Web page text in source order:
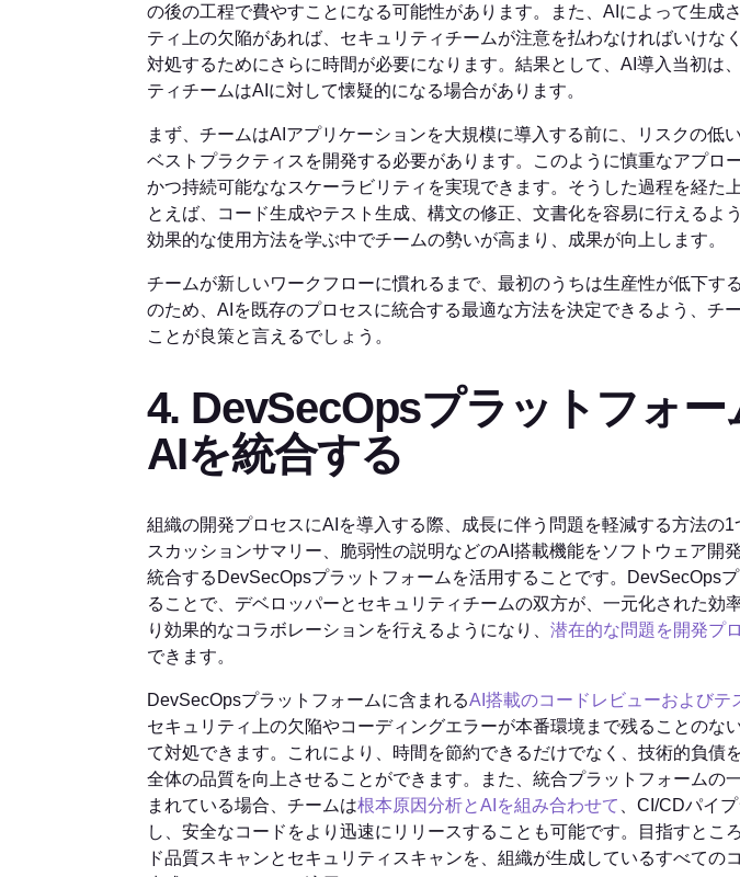
の後の工程で費やすことになる可能性があります。また、AIによって生成
ティ上の欠陥があれば、セキュリティチームが注意を払わなければいけな
対処するためにさらに時間が必要になります。結果として、AI導入当初は
ティチームはAIに対して懐疑的になる場合があります。
まず、チームはAIアプリケーションを大規模に導入する前に、リスクの低
ベストプラクティスを開発する必要があります。このように慎重なアプロ
かつ持続可能ななスケーラビリティを実現できます。そうした過程を経た
とえば、コード生成やテスト生成、構文の修正、文書化を容易に行えるよ
効果的な使用方法を学ぶ中でチームの勢いが高まり、成果が向上します。
チームが新しいワークフローに慣れるまで、最初のうちは生産性が低下す
のため、AIを既存のプロセスに統合する最適な方法を決定できるよう、チ
ことが良策と言えるでしょう。
4. DevSecOpsプラットフォー
AIを統合する
組織の開発プロセスにAIを導入する際、成長に伴う問題を軽減する方法の1
スカッションサマリー、脆弱性の説明などのAI搭載機能をソフトウェア開
統合するDevSecOpsプラットフォームを活用することです。DevSecOps
ることで、デベロッパーとセキュリティチームの双方が、一元化された効
り効果的なコラボレーションを行えるようになり、 潜在的な問題を開発プ
できます。
DevSecOpsプラットフォームに含まれるAI搭載のコードレビューおよびテ
セキュリティ上の欠陥やコーディングエラーが本番環境まで残ることのな
て対処できます。これにより、時間を節約できるだけでなく、技術的負債
全体の品質を向上させることができます。また、統合プラットフォームの
まれている場合、チームは根本原因分析とAIを組み合わせて 、CI/CDパイ
し、安全なコードをより迅速にリリースすることも可能です。目指すとこ
ド品質スキャンとセキュリティスキャンを、組織が生成しているすべての